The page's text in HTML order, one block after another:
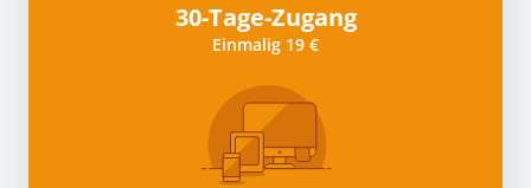
30-Tage-Zugang
Einmalig 19 €